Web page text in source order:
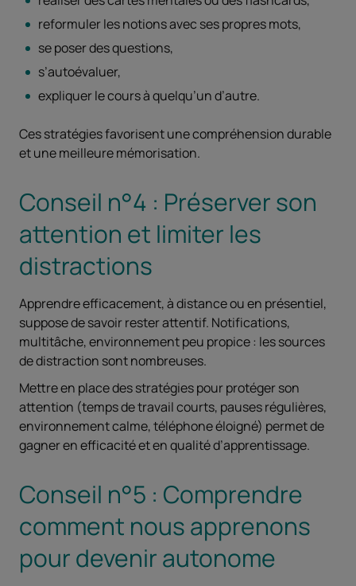
reformuler les notions avec ses propres mots,
se poser des questions,
s’autoévaluer,
expliquer le cours à quelqu’un d’autre.
Ces stratégies favorisent une compréhension durable
et une meilleure mémorisation.
Conseil n°4 : Préserver son
attention et limiter les
distractions
Apprendre efficacement, à distance ou en présentiel,
suppose de savoir rester attentif. Notifications,
multitâche, environnement peu propice : les sources
de distraction sont nombreuses.
Mettre en place des stratégies pour protéger son
attention (temps de travail courts, pauses régulières,
environnement calme, téléphone éloigné) permet de
gagner en efficacité et en qualité d’apprentissage.
Conseil n°5 : Comprendre
comment nous apprenons
pour devenir autonome